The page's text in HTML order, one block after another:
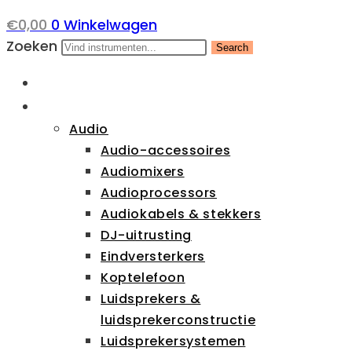
€0,00 0 Winkelwagen
Zoeken
Search
Audio
Audio-accessoires
Audiomixers
Audioprocessors
Audiokabels & stekkers
DJ-uitrusting
Eindversterkers
Koptelefoon
Luidsprekers &
luidsprekerconstructie
Luidsprekersystemen